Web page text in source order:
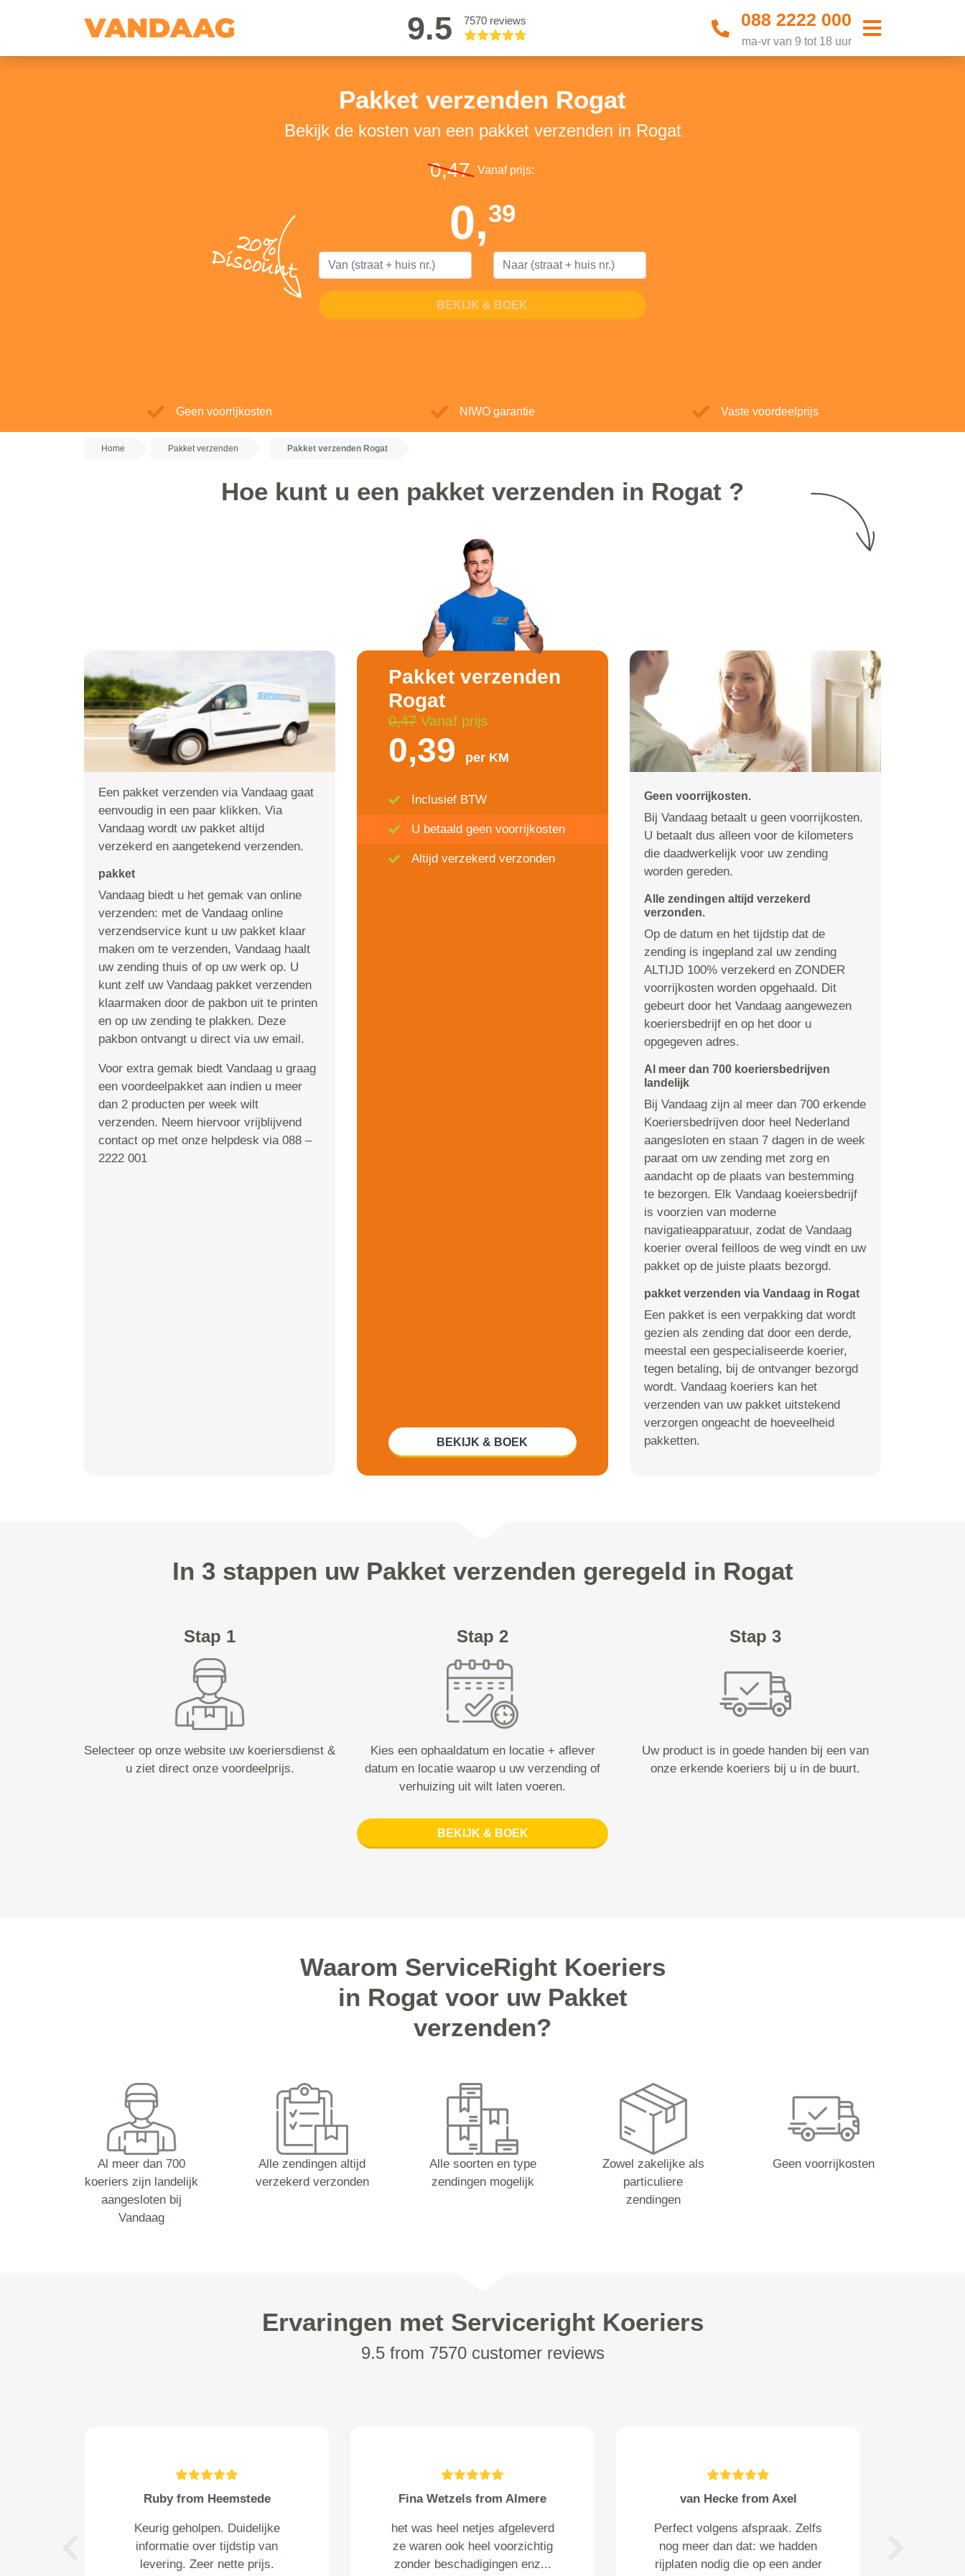
9.5 7570 reviews 088 2222 000
ma-vr van 9 tot 18 uur
Pakket verzenden Rogat
Bekijk de kosten van een pakket verzenden in Rogat
20%
Discount
0,47 Vanaf prijs:
0,39
BEKIJK & BOEK
Geen voorrijkosten NIWO garantie Vaste voordeelprijs
Home Pakket verzenden Pakket verzenden Rogat
Hoe kunt u een pakket verzenden in Rogat ?
Een pakket verzenden via Vandaag gaat
eenvoudig in een paar klikken. Via
Vandaag wordt uw pakket altijd
verzekerd en aangetekend verzenden.
pakket
Vandaag biedt u het gemak van online
verzenden: met de Vandaag online
verzendservice kunt u uw pakket klaar
maken om te verzenden, Vandaag haalt
uw zending thuis of op uw werk op. U
kunt zelf uw Vandaag pakket verzenden
klaarmaken door de pakbon uit te printen
en op uw zending te plakken. Deze
pakbon ontvangt u direct via uw email.
Voor extra gemak biedt Vandaag u graag
een voordeelpakket aan indien u meer
dan 2 producten per week wilt
verzenden. Neem hiervoor vrijblijvend
contact op met onze helpdesk via 088 –
2222 001
Pakket verzenden
Rogat
0,47 Vanaf prijs
0,39 per KM
Inclusief BTW
U betaald geen voorrijkosten
Altijd verzekerd verzonden
BEKIJK & BOEK
Geen voorrijkosten.
Bij Vandaag betaalt u geen voorrijkosten.
U betaalt dus alleen voor de kilometers
die daadwerkelijk voor uw zending
worden gereden.
Alle zendingen altijd verzekerd
verzonden.
Op de datum en het tijdstip dat de
zending is ingepland zal uw zending
ALTIJD 100% verzekerd en ZONDER
voorrijkosten worden opgehaald. Dit
gebeurt door het Vandaag aangewezen
koeriersbedrijf en op het door u
opgegeven adres.
Al meer dan 700 koeriersbedrijven
landelijk
Bij Vandaag zijn al meer dan 700 erkende
Koeriersbedrijven door heel Nederland
aangesloten en staan 7 dagen in de week
paraat om uw zending met zorg en
aandacht op de plaats van bestemming
te bezorgen. Elk Vandaag koeiersbedrijf
is voorzien van moderne
navigatieapparatuur, zodat de Vandaag
koerier overal feilloos de weg vindt en uw
pakket op de juiste plaats bezorgd.
pakket verzenden via Vandaag in Rogat
Een pakket is een verpakking dat wordt
gezien als zending dat door een derde,
meestal een gespecialiseerde koerier,
tegen betaling, bij de ontvanger bezorgd
wordt. Vandaag koeriers kan het
verzenden van uw pakket uitstekend
verzorgen ongeacht de hoeveelheid
pakketten.
In 3 stappen uw Pakket verzenden geregeld in Rogat
Stap 1
Selecteer op onze website uw koeriersdienst &
u ziet direct onze voordeelprijs.
Stap 2
Kies een ophaaldatum en locatie + aflever
datum en locatie waarop u uw verzending of
verhuizing uit wilt laten voeren.
Stap 3
Uw product is in goede handen bij een van
onze erkende koeriers bij u in de buurt.
BEKIJK & BOEK
Waarom ServiceRight Koeriers
in Rogat voor uw Pakket
verzenden?
Al meer dan 700
koeriers zijn landelijk
aangesloten bij
Vandaag
Alle zendingen altijd
verzekerd verzonden
Alle soorten en type
zendingen mogelijk
Zowel zakelijke als
particuliere
zendingen
Geen voorrijkosten
Ervaringen met Serviceright Koeriers
9.5 from 7570 customer reviews
van Hecke from Axel
Perfect volgens afspraak. Zelfs
nog meer dan dat: we hadden
rijplaten nodig die op een ander
Witting from Amsterdam
Goede snelle levering
vriendelijke medewerkers
Saskia de Vos from Utrecht
Ik hoorde dat de fiets veel later
is afgeleverd dan was
afgesproken. Dat is jammer.